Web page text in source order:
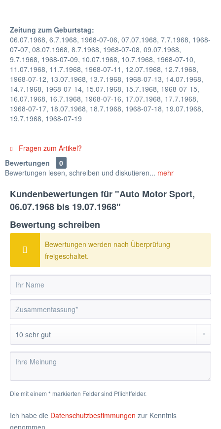
Zeitung zum Geburtstag:
06.07.1968, 6.7.1968, 1968-07-06, 07.07.1968, 7.7.1968, 1968-
07-07, 08.07.1968, 8.7.1968, 1968-07-08, 09.07.1968,
9.7.1968, 1968-07-09, 10.07.1968, 10.7.1968, 1968-07-10,
11.07.1968, 11.7.1968, 1968-07-11, 12.07.1968, 12.7.1968,
1968-07-12, 13.07.1968, 13.7.1968, 1968-07-13, 14.07.1968,
14.7.1968, 1968-07-14, 15.07.1968, 15.7.1968, 1968-07-15,
16.07.1968, 16.7.1968, 1968-07-16, 17.07.1968, 17.7.1968,
1968-07-17, 18.07.1968, 18.7.1968, 1968-07-18, 19.07.1968,
19.7.1968, 1968-07-19
Fragen zum Artikel?
Bewertungen
0
Bewertungen lesen, schreiben und diskutieren... mehr
Kundenbewertungen für "Auto Motor Sport,
06.07.1968 bis 19.07.1968"
Bewertung schreiben
Bewertungen werden nach Überprüfung
freigeschaltet.
Die mit einem * markierten Felder sind Pflichtfelder.
Ich habe die Datenschutzbestimmungen zur Kenntnis
genommen.